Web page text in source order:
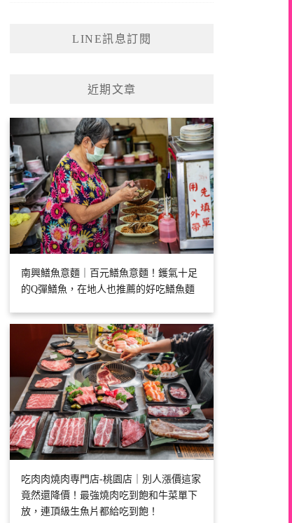
LINE訊息訂閱
近期文章
南興鱔魚意麵｜百元鱔魚意麵！鑊氣十足
的Q彈鱔魚，在地人也推薦的好吃鱔魚麵
吃肉肉燒肉専門店-桃園店｜別人漲價這家
竟然還降價！最強燒肉吃到飽和牛菜單下
放，連頂級生魚片都給吃到飽！